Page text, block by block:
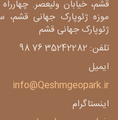
قشم، خیابان ولیعصر.
موزه ژئوپارک جهانی قشم،
ژئوپارک جهانی قشم
تلفن: 35242282 76 98
ایمیل
info@Qeshmgeopark.ir
اینستاگرام